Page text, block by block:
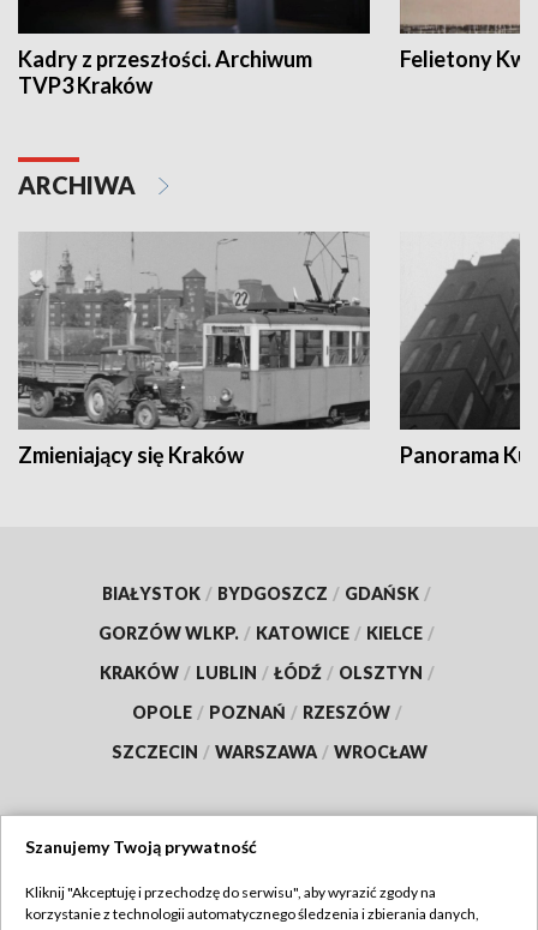
Kadry z przeszłości. Archiwum
TVP3 Kraków
Felietony
ARCHIWA
Zmieniający się Kraków Panorama
BIAŁYSTOK / BYDGOSZCZ / GDAŃSK /
GORZÓW WLKP. / KATOWICE / KIELCE /
KRAKÓW / LUBLIN / ŁÓDŹ / OLSZTYN /
OPOLE / POZNAŃ / RZESZÓW /
SZCZECIN / WARSZAWA / WROCŁAW
TVP
Szanujemy Twoją prywatność
Kliknij "Akceptuję i przechodzę do serwisu", aby wyrazić zgody na
korzystanie z technologii automatycznego śledzenia i zbierania danych,